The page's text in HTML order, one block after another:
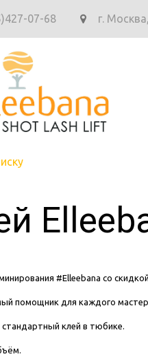
07-68 г. Москва,
#Elleebana со
помощник для каждого
стандартный клей в тюбике.